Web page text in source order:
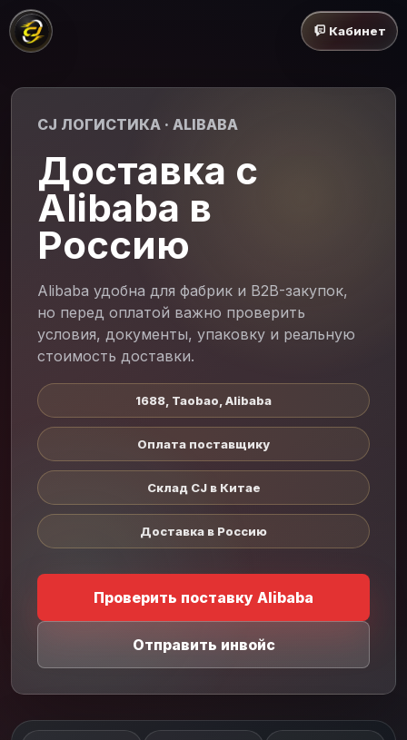
Кабинет
CJ ЛОГИСТИКА · ALIBABA
Доставка с
Alibaba в
Россию
Alibaba удобна для фабрик и B2B-закупок,
но перед оплатой важно проверить
условия, документы, упаковку и реальную
стоимость доставки.
1688, Taobao, Alibaba
Оплата поставщику
Склад CJ в Китае
Доставка в Россию
Проверить поставку Alibaba
Отправить инвойс